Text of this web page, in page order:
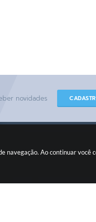
navegação. Ao continuar você
novidades